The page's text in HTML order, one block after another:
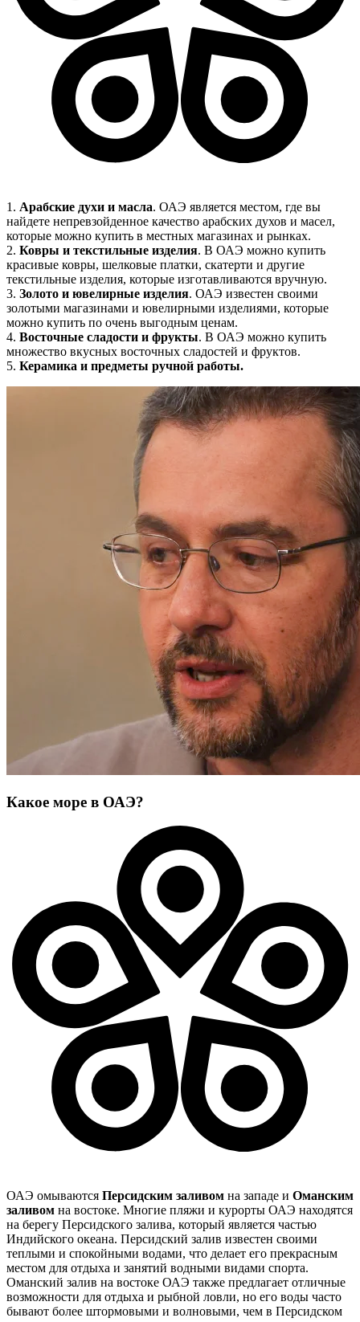
1. Арабские духи и масла. ОАЭ является местом, где вы
найдете непревзойденное качество арабских духов и масел,
которые можно купить в местных магазинах и рынках.
2. Ковры и текстильные изделия. В ОАЭ можно купить
красивые ковры, шелковые платки, скатерти и другие
текстильные изделия, которые изготавливаются вручную.
3. Золото и ювелирные изделия. ОАЭ известен своими
золотыми магазинами и ювелирными изделиями, которые
можно купить по очень выгодным ценам.
4. Восточные сладости и фрукты. В ОАЭ можно купить
множество вкусных восточных сладостей и фруктов.
5. Керамика и предметы ручной работы.
Какое море в ОАЭ?
ОАЭ омываются Персидским заливом на западе и Оманским
заливом на востоке. Многие пляжи и курорты ОАЭ находятся
на берегу Персидского залива, который является частью
Индийского океана. Персидский залив известен своими
теплыми и спокойными водами, что делает его прекрасным
местом для отдыха и занятий водными видами спорта.
Оманский залив на востоке ОАЭ также предлагает отличные
возможности для отдыха и рыбной ловли, но его воды часто
бывают более штормовыми и волновыми, чем в Персидском